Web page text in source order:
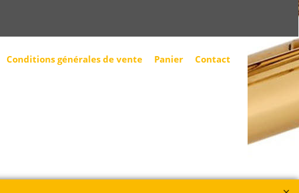
Conditions générales de vente Panier Contact